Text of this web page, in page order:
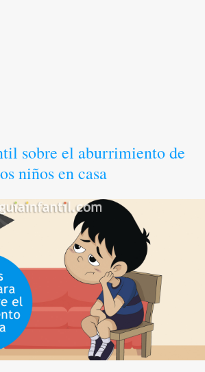
sobre el aburrimiento de
niños en casa